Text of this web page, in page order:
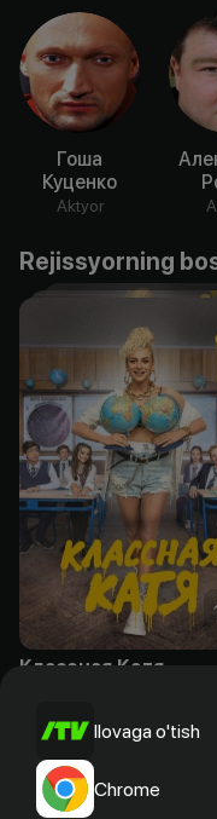
Гоша
Куценко
Aktyor
Rejissyorning
Классная Катя
Ilovaga o'tish
Chrome